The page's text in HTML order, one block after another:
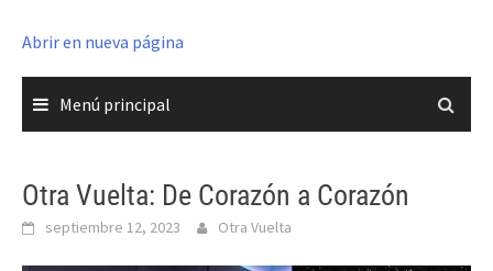
Abrir en nueva página
Menú principal
Otra Vuelta: De Corazón a Corazón
septiembre 12, 2023 Otra Vuelta